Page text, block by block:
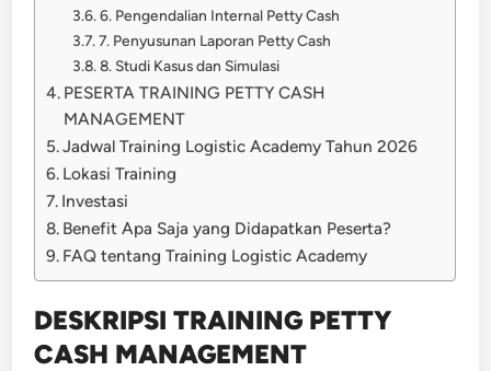
6. Pengendalian Internal Petty Cash
7. Penyusunan Laporan Petty Cash
8. Studi Kasus dan Simulasi
PESERTA TRAINING PETTY CASH
MANAGEMENT
Jadwal Training Logistic Academy Tahun 2026
Lokasi Training
Investasi
Benefit Apa Saja yang Didapatkan Peserta?
FAQ tentang Training Logistic Academy
DESKRIPSI TRAINING PETTY
CASH MANAGEMENT